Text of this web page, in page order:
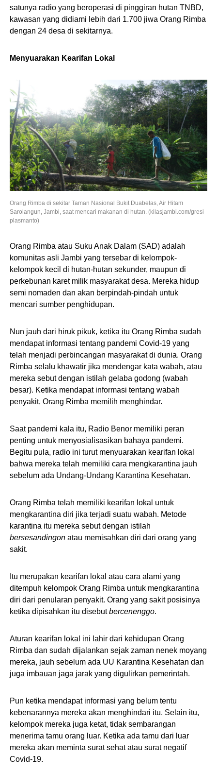
satunya radio yang beroperasi di pinggiran hutan TNBD,
kawasan yang didiami lebih dari 1.700 jiwa Orang Rimba
dengan 24 desa di sekitarnya.
Menyuarakan Kearifan Lokal
Orang Rimba di sekitar Taman Nasional Bukit Duabelas, Air Hitam
Sarolangun, Jambi, saat mencari makanan di hutan. (kilasjambi.com/gresi
plasmanto)
Orang Rimba atau Suku Anak Dalam (SAD) adalah
komunitas asli Jambi yang tersebar di kelompok-
kelompok kecil di hutan-hutan sekunder, maupun di
perkebunan karet milik masyarakat desa. Mereka hidup
semi nomaden dan akan berpindah-pindah untuk
mencari sumber penghidupan.
Nun jauh dari hiruk pikuk, ketika itu Orang Rimba sudah
mendapat informasi tentang pandemi Covid-19 yang
telah menjadi perbincangan masyarakat di dunia. Orang
Rimba selalu khawatir jika mendengar kata wabah, atau
mereka sebut dengan istilah gelaba godong (wabah
besar). Ketika mendapat informasi tentang wabah
penyakit, Orang Rimba memilih menghindar.
Saat pandemi kala itu, Radio Benor memiliki peran
penting untuk menyosialisasikan bahaya pandemi.
Begitu pula, radio ini turut menyuarakan kearifan lokal
bahwa mereka telah memiliki cara mengkarantina jauh
sebelum ada Undang-Undang Karantina Kesehatan.
Orang Rimba telah memiliki kearifan lokal untuk
mengkarantina diri jika terjadi suatu wabah. Metode
karantina itu mereka sebut dengan istilah
bersesandingon atau memisahkan diri dari orang yang
sakit.
Itu merupakan kearifan lokal atau cara alami yang
ditempuh kelompok Orang Rimba untuk mengkarantina
diri dari penularan penyakit. Orang yang sakit posisinya
ketika dipisahkan itu disebutbercenenggo.
Aturan kearifan lokal ini lahir dari kehidupan Orang
Rimba dan sudah dijalankan sejak zaman nenek moyang
mereka, jauh sebelum ada UU Karantina Kesehatan dan
juga imbauan jaga jarak yang digulirkan pemerintah.
Pun ketika mendapat informasi yang belum tentu
kebenarannya mereka akan menghindari itu. Selain itu,
kelompok mereka juga ketat, tidak sembarangan
menerima tamu orang luar. Ketika ada tamu dari luar
mereka akan meminta surat sehat atau surat negatif
Covid-19.